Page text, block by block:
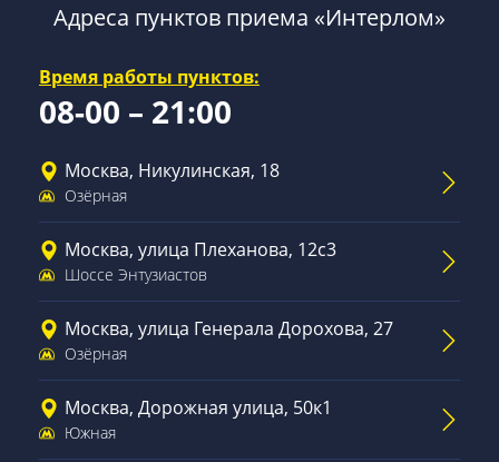
Адреса пунктов приема «Интерлом»
Время работы пунктов:
08-00 – 21:00
Москва, Никулинская, 18
Озёрная
Москва, улица Плеханова, 12с3
Шоссе Энтузиастов
Москва, улица Генерала Дорохова, 27
Озёрная
Москва, Дорожная улица, 50к1
Южная